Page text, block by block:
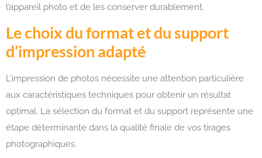
l’appareil photo et de les conserver durablement.
Le choix du format et du support
d’impression adapté
L’impression de photos nécessite une attention particulière
aux caractéristiques techniques pour obtenir un résultat
optimal. La sélection du format et du support représente une
étape déterminante dans la qualité finale de vos tirages
photographiques.